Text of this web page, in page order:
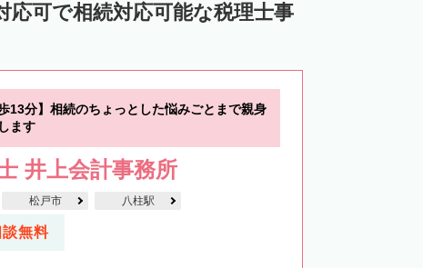
可で相続対応可能な税理士事
13分】相続のちょっとした悩みごとまで親身
ます
井上会計事務所
松戸市 八柱駅
無料